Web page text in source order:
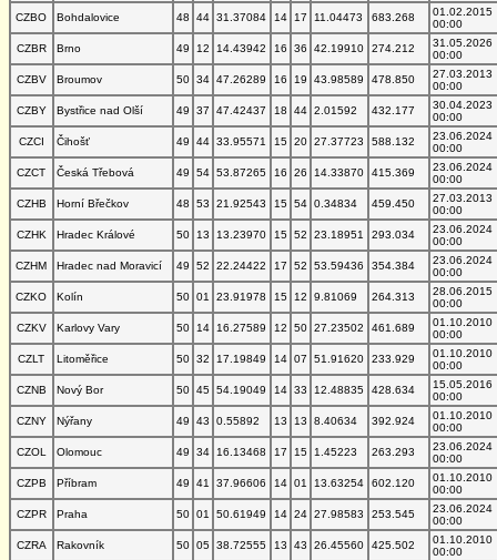
CZBO
Bohdalovice 48 44 31.37084 14 17 11.04473 683.268
01.02.2015
00:00
CZBR
Brno 49 12 14.43942 16 36 42.19910 274.212
31.05.2026
00:00
CZBV
Broumov 50 34 47.26289 16 19 43.98589 478.850
27.03.2013
00:00
CZBY
Bystřice nad Olší 49 37 47.42437 18 44 2.01592 432.177
30.04.2023
00:00
CZCI
Čihošť 49 44 33.95571 15 20 27.37723 588.132
23.06.2024
00:00
CZCT
Česká Třebová 49 54 53.87265 16 26 14.33870 415.369
23.06.2024
00:00
CZHB
Horní Břečkov 48 53 21.92543 15 54 0.34834 459.450
27.03.2013
00:00
CZHK
Hradec Králové 50 13 13.23970 15 52 23.18951 293.034
23.06.2024
00:00
CZHM
Hradec nad Moravicí 49 52 22.24422 17 52 53.59436 354.384
23.06.2024
00:00
CZKO
Kolín 50 01 23.91978 15 12 9.81069 264.313
28.06.2015
00:00
CZKV
Karlovy Vary 50 14 16.27589 12 50 27.23502 461.689
01.10.2010
00:00
CZLT
Litoměřice 50 32 17.19849 14 07 51.91620 233.929
01.10.2010
00:00
CZNB
Nový Bor 50 45 54.19049 14 33 12.48835 428.634
15.05.2016
00:00
CZNY
Nýřany 49 43 0.55892 13 13 8.40634 392.924
01.10.2010
00:00
CZOL
Olomouc 49 34 16.13468 17 15 1.45223 263.293
23.06.2024
00:00
CZPB
Příbram 49 41 37.96606 14 01 13.63254 602.120
01.10.2010
00:00
CZPR
Praha 50 01 50.61949 14 24 27.98583 253.545
23.06.2024
00:00
CZRA
Rakovník 50 05 38.72555 13 43 26.45560 425.502
01.10.2010
00:00